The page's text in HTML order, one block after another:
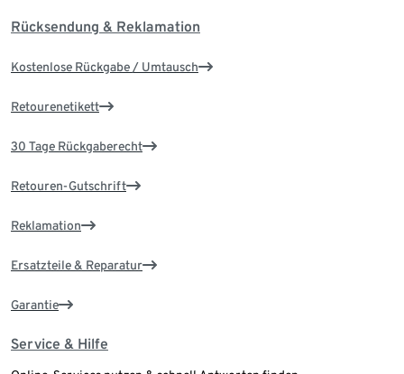
Rücksendung & Reklamation
Kostenlose Rückgabe / Umtausch
Retourenetikett
30 Tage Rückgaberecht
Retouren-Gutschrift
Reklamation
Ersatzteile & Reparatur
Garantie
Service & Hilfe